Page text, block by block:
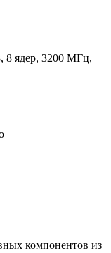
, 8 ядер, 3200 МГц,
компонентов из